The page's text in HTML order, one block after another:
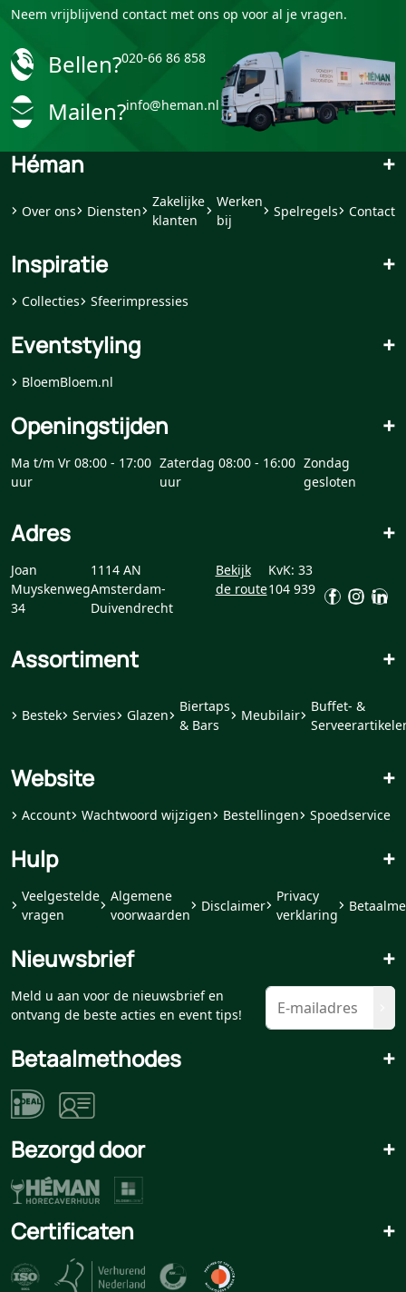
Neem vrijblijvend contact met ons op voor al je vragen.
Bellen?020-66 86 858
Mailen?info@heman.nl
Héman +
Over ons Diensten
Zakelijke
klanten
Werken
bij
Spelregels Contact
Inspiratie +
Collecties Sfeerimpressies
Eventstyling +
BloemBloem.nl
Openingstijden +
Ma t/m Vr 08:00 - 17:00
uur
Zaterdag 08:00 - 16:00
uur
Zondag
gesloten
Adres +
Joan
Muyskenweg
34
1114 AN
Amsterdam-
Duivendrecht
Bekijk
de route
KvK: 33
104 939
Assortiment +
Bestek Servies Glazen
Biertaps
& Bars
Meubilair
Buffet- &
Website +
Account Wachtwoord wijzigen Bestellingen Spoedservice
Hulp +
Veelgestelde
vragen
Algemene
voorwaarden
Disclaimer
Privacy
verklaring
Nieuwsbrief +
Meld u aan voor de nieuwsbrief en
ontvang de beste acties en event tips!
Betaalmethodes +
Bezorgd door +
Certificaten +